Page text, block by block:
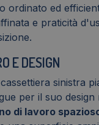
ordinato ed
e praticità
E DESIGN
sinistra
per il suo design
di lavoro